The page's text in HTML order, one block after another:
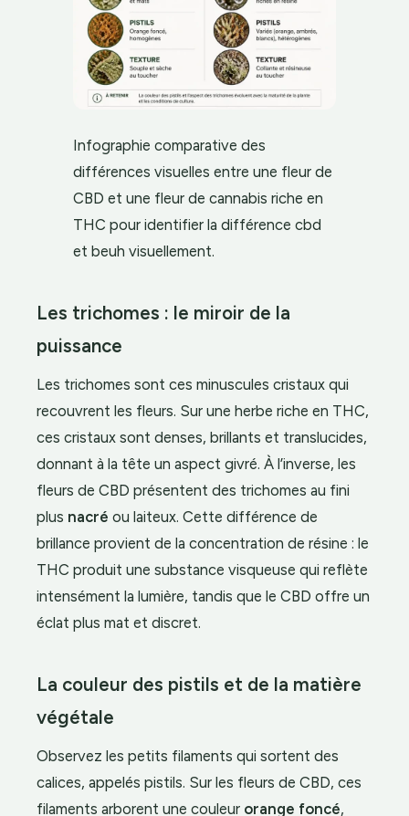
Infographie comparative des
différences visuelles entre une fleur de
CBD et une fleur de cannabis riche en
THC pour identifier la différence cbd
et beuh visuellement.
Les trichomes : le miroir de la
puissance
Les trichomes sont ces minuscules cristaux qui
recouvrent les fleurs. Sur une herbe riche en THC,
ces cristaux sont denses, brillants et translucides,
donnant à la tête un aspect givré. À l’inverse, les
fleurs de CBD présentent des trichomes au fini
plus nacré ou laiteux. Cette différence de
brillance provient de la concentration de résine : le
THC produit une substance visqueuse qui reflète
intensément la lumière, tandis que le CBD offre un
éclat plus mat et discret.
La couleur des pistils et de la matière
végétale
Observez les petits filaments qui sortent des
calices, appelés pistils. Sur les fleurs de CBD, ces
filaments arborent une couleur orange foncé,